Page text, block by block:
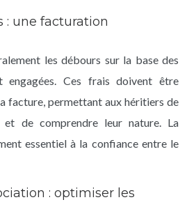
: une facturation
les débours sur la base des
engagées. Ces frais doivent être
facture, permettant aux héritiers de
et de comprendre leur nature. La
essentiel à la confiance entre le
: optimiser les